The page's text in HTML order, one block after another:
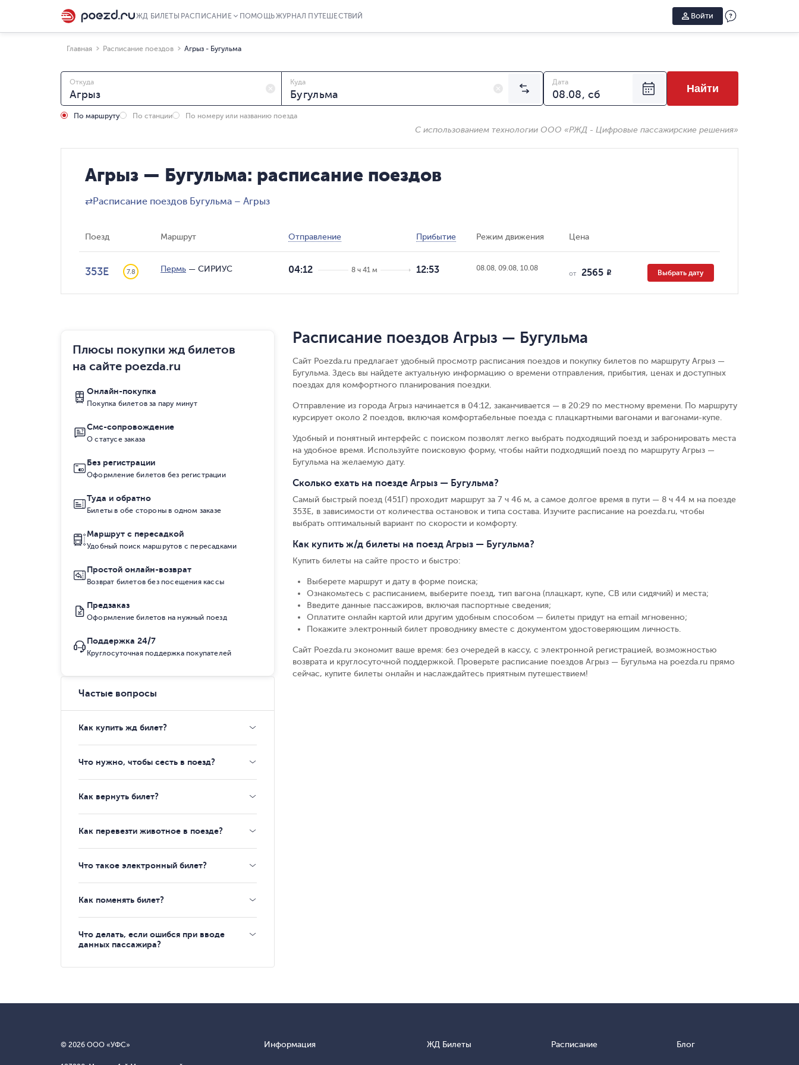
ЖД БИЛЕТЫ РАСПИСАНИЕ ПОМОЩЬЖУРНАЛ ПУТЕШЕСТВИЙ Войти
Главная Расписание поездов Агрыз - Бугульма
Откуда Куда
По маршруту По станции По номеру или названию поезда
Дата
Найти
С использованием технологии ООО «РЖД - Цифровые пассажирские решения»
Агрыз — Бугульма: расписание поездов
⇄Расписание поездов Бугульма – Агрыз
Поезд Маршрут Отправление Прибытие Режим движения Цена
353Е 7.8 Пермь — СИРИУС 04:12 8 ч 41 м 12:53 08.08, 09.08, 10.08
от 2565 R Выбрать дату
Расписание поездов Агрыз — Бугульма
Сайт Poezda.ru предлагает удобный просмотр расписания поездов и покупку билетов по маршруту Агрыз —
Бугульма. Здесь вы найдете актуальную информацию о времени отправления, прибытия, ценах и доступных
поездах для комфортного планирования поездки.
Отправление из города Агрыз начинается в 04:12, заканчивается — в 20:29 по местному времени. По маршруту
курсирует около 2 поездов, включая комфортабельные поезда с плацкартными вагонами и вагонами-купе.
Удобный и понятный интерфейс с поиском позволят легко выбрать подходящий поезд и забронировать места
на удобное время. Используйте поисковую форму, чтобы найти подходящий поезд по маршруту Агрыз —
Бугульма на желаемую дату.
Сколько ехать на поезде Агрыз — Бугульма?
Самый быстрый поезд (451Г) проходит маршрут за 7 ч 46 м, а самое долгое время в пути — 8 ч 44 м на поезде
353Е, в зависимости от количества остановок и типа состава. Изучите расписание на poezda.ru, чтобы
выбрать оптимальный вариант по скорости и комфорту.
Как купить ж/д билеты на поезд Агрыз — Бугульма?
Купить билеты на сайте просто и быстро:
Выберете маршрут и дату в форме поиска;
Ознакомьтесь с расписанием, выберите поезд, тип вагона (плацкарт, купе, СВ или сидячий) и места;
Введите данные пассажиров, включая паспортные сведения;
Оплатите онлайн картой или другим удобным способом — билеты придут на email мгновенно;
Покажите электронный билет проводнику вместе с документом удостоверяющим личность.
Сайт Poezda.ru экономит ваше время: без очередей в кассу, с электронной регистрацией, возможностью
возврата и круглосуточной поддержкой. Проверьте расписание поездов Агрыз — Бугульма на poezda.ru прямо
сейчас, купите билеты онлайн и наслаждайтесь приятным путешествием!
Плюсы покупки жд билетов
на сайте poezda.ru
Онлайн-покупка
Покупка билетов за пару минут
Смс-сопровождение
О статусе заказа
Без регистрации
Оформление билетов без регистрации
Туда и обратно
Билеты в обе стороны в одном заказе
Маршрут с пересадкой
Удобный поиск маршрутов с пересадками
Простой онлайн-возврат
Возврат билетов без посещения кассы
Предзаказ
Оформление билетов на нужный поезд
Поддержка 24/7
Круглосуточная поддержка покупателей
Частые вопросы
Как купить жд билет?
Что нужно, чтобы сесть в поезд?
Как вернуть билет?
Как перевезти животное в поезде?
Что такое электронный билет?
Как поменять билет?
Что делать, если ошибся при вводе
данных пассажира?
© 2026 ООО «УФС» Информация ЖД Билеты Расписание Блог